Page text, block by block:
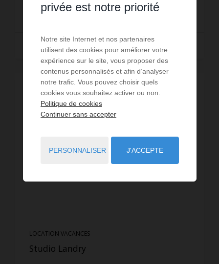
DÈS1 050 € / PAR SEMAINE
Lire la suite
LOCATION VACANCES
Studio Landry
privée est notre priorité
Notre site Internet et nos partenaires
utilisent des cookies pour améliorer votre
expérience sur le site, vous proposer des
contenus personnalisés et afin d’analyser
notre trafic. Vous pouvez choisir quels
cookies vous souhaitez activer ou non.
Politique de cookies
Continuer sans accepter
PERSONNALISER J'ACCEPTE